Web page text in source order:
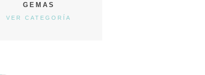
GEMAS
VER CATEGORÍA